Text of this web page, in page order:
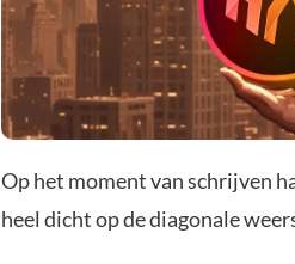
Op het moment van schrijven
heel dicht op de diagonale